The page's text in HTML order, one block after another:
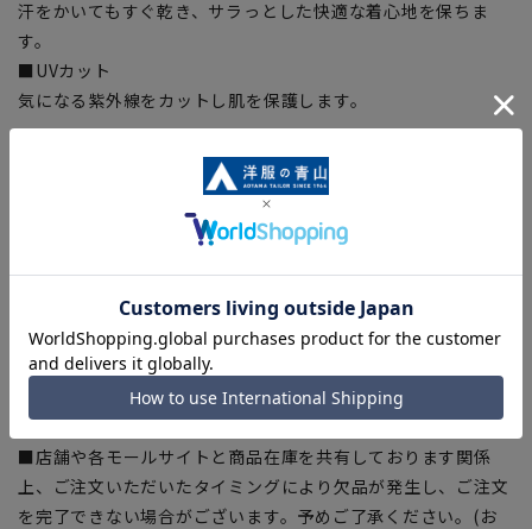
汗をかいてもすぐ乾き、サラっとした快適な着心地を保ちま
す。
■UVカット
気になる紫外線をカットし肌を保護します。
【シルエット】《やや細め(スッキリ)》(当社比)
【商品に関するご注意】
■ゆとり感には個人差があります。サイズ表を確認の上、ご購
入の目安としてご利用ください。
■ブラウザやお使いのモニター環境、室内外等の撮影時の環境
下での光加減により、実際の商品と掲載画像の色味が異なる場
合がございます。
■生地や仕様・デザインにより、着用感や実際のサイズ表に若
干の誤差が生じる場合がございます。予めご了承ください。
■店舗や各モールサイトと商品在庫を共有しております関係
上、ご注文いただいたタイミングにより欠品が発生し、ご注文
を完了できない場合がございます。予めご了承ください。(お